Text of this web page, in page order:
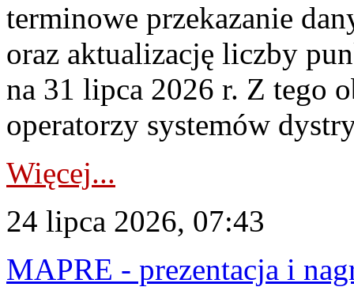
terminowe przekazanie
oraz aktualizację liczby
na 31 lipca 2026 r. Z tego
operatorzy systemów
Więcej...
24 lipca 2026, 07:43
MAPRE - prezentacja i